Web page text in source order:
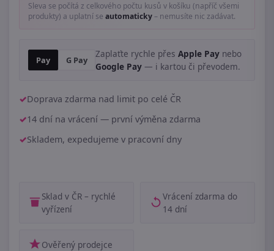
Sleva se počítá z celkového počtu kusů v košíku (napříč všemi
produkty) a uplatní se automaticky– nemusíte nic zadávat.
Pay G Pay
Zaplaťte rychle přes Apple Pay nebo
Google Pay — i kartou či převodem.
Doprava zdarma nad limit po celé ČR
14 dní na vrácení — první výměna zdarma
Skladem, expedujeme v pracovní dny
Sklad v ČR – rychlé
vyřízení
Vrácení zdarma do
14 dní
Ověřený prodejce